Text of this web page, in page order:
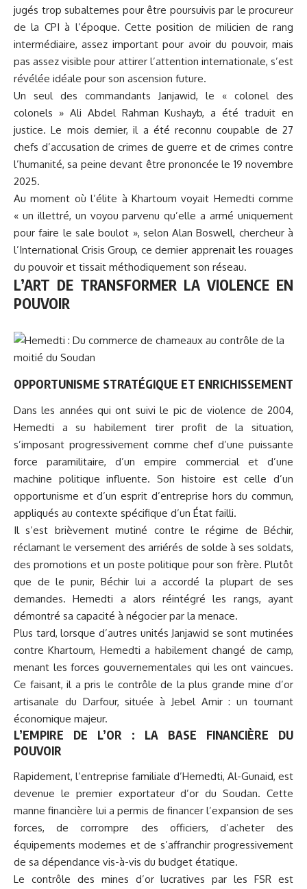
jugés trop subalternes pour être poursuivis par le procureur
de la CPI à l’époque. Cette position de milicien de rang
intermédiaire, assez important pour avoir du pouvoir, mais
pas assez visible pour attirer l’attention internationale, s’est
révélée idéale pour son ascension future.
Un seul des commandants Janjawid, le « colonel des
colonels » Ali Abdel Rahman Kushayb, a été traduit en
justice. Le mois dernier, il a été reconnu coupable de 27
chefs d’accusation de crimes de guerre et de crimes contre
l’humanité, sa peine devant être prononcée le 19 novembre
2025.
Au moment où l’élite à Khartoum voyait Hemedti comme
« un illettré, un voyou parvenu qu’elle a armé uniquement
pour faire le sale boulot », selon Alan Boswell, chercheur à
l’International Crisis Group, ce dernier apprenait les rouages
du pouvoir et tissait méthodiquement son réseau.
L’ART DE TRANSFORMER LA VIOLENCE EN
POUVOIR
OPPORTUNISME STRATÉGIQUE ET ENRICHISSEMENT
Dans les années qui ont suivi le pic de violence de 2004,
Hemedti a su habilement tirer profit de la situation,
s’imposant progressivement comme chef d’une puissante
force paramilitaire, d’un empire commercial et d’une
machine politique influente. Son histoire est celle d’un
opportunisme et d’un esprit d’entreprise hors du commun,
appliqués au contexte spécifique d’un État failli.
Il s’est brièvement mutiné contre le régime de Béchir,
réclamant le versement des arriérés de solde à ses soldats,
des promotions et un poste politique pour son frère. Plutôt
que de le punir, Béchir lui a accordé la plupart de ses
demandes. Hemedti a alors réintégré les rangs, ayant
démontré sa capacité à négocier par la menace.
Plus tard, lorsque d’autres unités Janjawid se sont mutinées
contre Khartoum, Hemedti a habilement changé de camp,
menant les forces gouvernementales qui les ont vaincues.
Ce faisant, il a pris le contrôle de la plus grande mine d’or
artisanale du Darfour, située à Jebel Amir : un tournant
économique majeur.
L’EMPIRE DE L’OR : LA BASE FINANCIÈRE DU
POUVOIR
Rapidement, l’entreprise familiale d’Hemedti, Al-Gunaid, est
devenue le premier exportateur d’or du Soudan. Cette
manne financière lui a permis de financer l’expansion de ses
forces, de corrompre des officiers, d’acheter des
équipements modernes et de s’affranchir progressivement
de sa dépendance vis-à-vis du budget étatique.
Le contrôle des mines d’or lucratives par les FSR est